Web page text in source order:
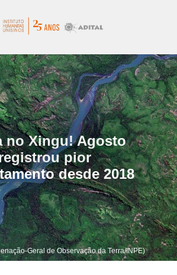
no Xingu! Agosto
pior
desde 2018
Geral de Observação da Terra/INPE)